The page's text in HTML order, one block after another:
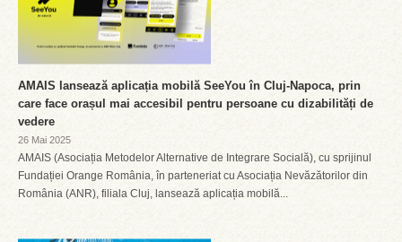
AMAIS lansează aplicația mobilă SeeYou în Cluj-Napoca, prin
care face orașul mai accesibil pentru persoane cu dizabilități de
vedere
26 Mai 2025
AMAIS (Asociația Metodelor Alternative de Integrare Socială), cu sprijinul
Fundației Orange România, în parteneriat cu Asociația Nevăzătorilor din
România (ANR), filiala Cluj, lansează aplicația mobilă...